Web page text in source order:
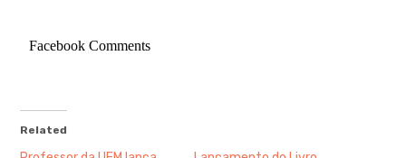
Facebook Comments
Related